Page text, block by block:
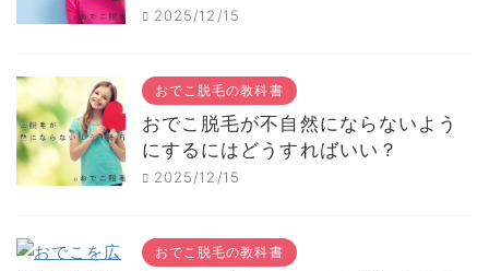
2025/12/15
おでこ脱毛の教科書
おでこ脱毛が不自然にならないよう
にするにはどうすればいい？
2025/12/15
おでこ脱毛の教科書